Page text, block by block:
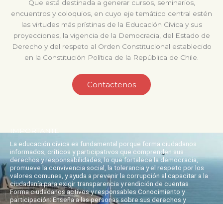
Que está destinada a generar cursos, seminarios,
encuentros y coloquios, en cuyo eje temático central estén
las virtudes más prístinas de la Educación Cívica y sus
proyecciones, la vigencia de la Democracia, del Estado de
Derecho y del respeto al Orden Constitucional establecido
en la Constitución Política de la República de Chile.
Contactenos
La educación cívica es fundamental porque forma ciudadanos
informados, críticos y participativos que comprenden sus
derechos y responsabilidades, lo que fortalece la democracia,
promueve la convivencia social, la tolerancia y el respeto por los
valores comunes, y ayuda a prevenir la corrupción al capacitar a la
ciudadanía para exigir transparencia y rendición de cuentas
Forma ciudadanos activos y responsables Conocimiento y
participación: Enseña a las personas sobre sus derechos y